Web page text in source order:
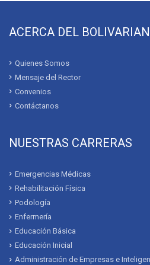
ACERCA DEL
Quienes Somos
Mensaje del Rector
Convenios
Contáctanos
NUESTRAS CARRERAS
Emergencias Médicas
Rehabilitación Física
Podología
Enfermería
Educación Básica
Educación Inicial
Administración de Empresas e